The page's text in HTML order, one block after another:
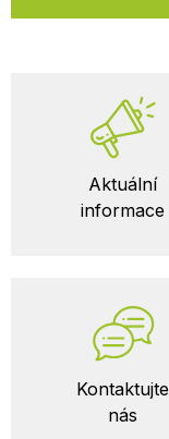
Důležité
odkazy
Aktuální
informace
Kontaktujte
nás